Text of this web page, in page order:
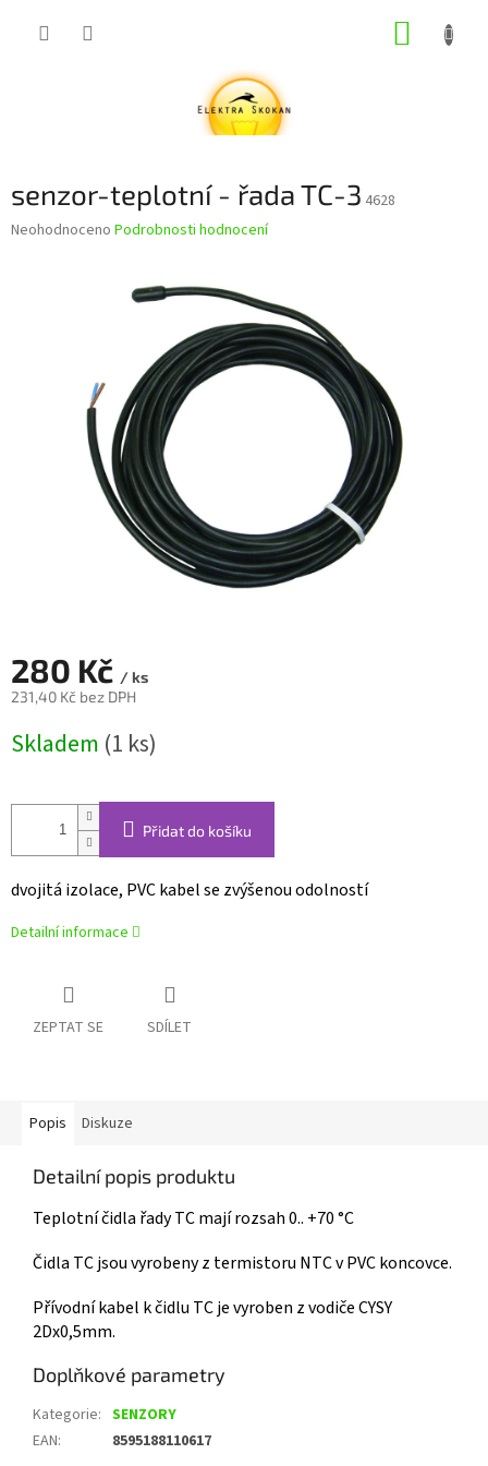
senzor-teplotní - řada TC-3 4628
Průměrné
Neohodnoceno Podrobnosti hodnocení
280 Kč / ks
231,40 Kč bez DPH
cena:
Skladem (1 ks)
Přidat do košíku
dvojitá izolace, PVC kabel se zvýšenou odolností
Detailní informace
ZEPTAT SE SDÍLET
Popis Diskuze
Detailní popis produktu
Teplotní čidla řady TC mají rozsah 0.. +70 °C
Čidla TC jsou vyrobeny z termistoru NTC v PVC koncovce.
Přívodní kabel k čidlu TC je vyroben z vodiče CYSY
2Dx0,5mm.
Doplňkové parametry
Kategorie: SENZORY
EAN: 8595188110617